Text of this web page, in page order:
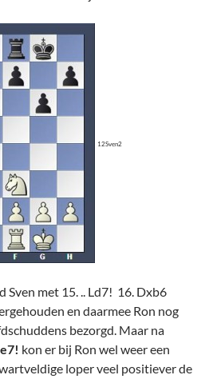
12Sven2
Sven met 15. .. Ld7! 16. Dxb6
en daarmee Ron nog
bezorgd. Maar na
kon er bij Ron wel weer een
loper veel positiever de